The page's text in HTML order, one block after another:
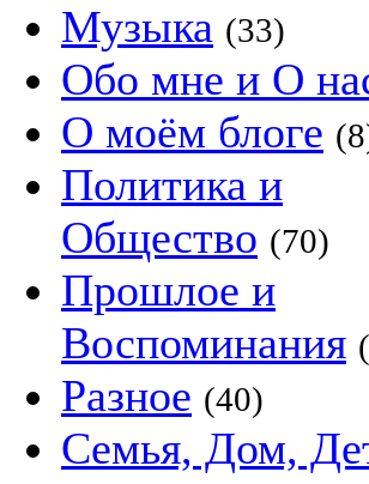
Музыка (33)
Обо мне и О
О моём блоге
Политика и
Общество (70)
Прошлое и
Воспоминания
Разное (40)
Семья, Дом,